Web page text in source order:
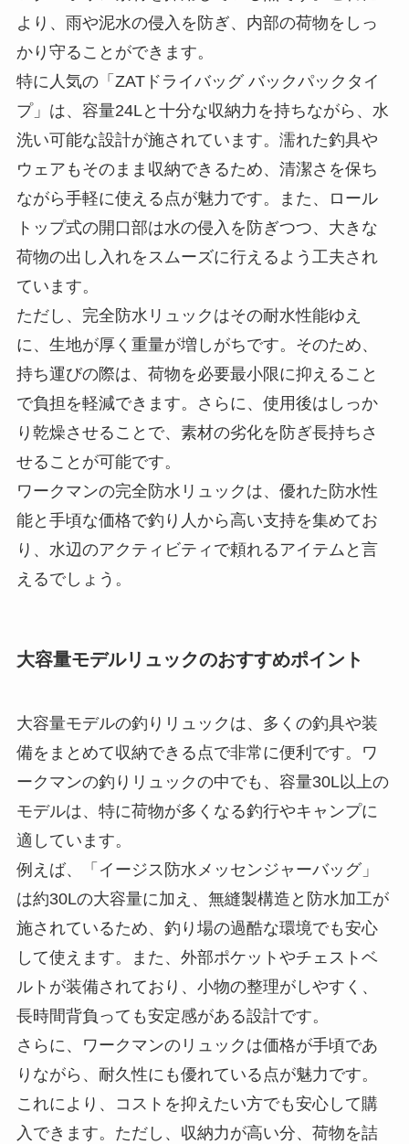
プ」は、容量24Lと十分な収納力を持ちながら、水
洗い可能な設計が施されています。濡れた釣具や
ウェアもそのまま収納できるため、清潔さを保ち
ながら手軽に使える点が魅力です。また、ロール
トップ式の開口部は水の侵入を防ぎつつ、大きな
荷物の出し入れをスムーズに行えるよう工夫され
ています。
ただし、完全防水リュックはその耐水性能ゆえ
に、生地が厚く重量が増しがちです。そのため、
持ち運びの際は、荷物を必要最小限に抑えること
で負担を軽減できます。さらに、使用後はしっか
り乾燥させることで、素材の劣化を防ぎ長持ちさ
せることが可能です。
ワークマンの完全防水リュックは、優れた防水性
能と手頃な価格で釣り人から高い支持を集めてお
り、水辺のアクティビティで頼れるアイテムと言
えるでしょう。
大容量モデルリュックのおすすめポイント
備をまとめて収納できる点で非常に便利です。ワ
モデルは、特に荷物が多くなる釣行やキャンプに
適しています。
例えば、「イージス防水メッセンジャーバッグ」
は約30Lの大容量に加え、無縫製構造と防水加工が
施されているため、釣り場の過酷な環境でも安心
して使えます。また、外部ポケットやチェストベ
ルトが装備されており、小物の整理がしやすく、
長時間背負っても安定感がある設計です。
さらに、ワークマンのリュックは価格が手頃であ
りながら、耐久性にも優れている点が魅力です。
これにより、コストを抑えたい方でも安心して購
入できます。ただし、収納力が高い分、荷物を詰
めすぎると重量が増し、長時間の使用では肩や腰
に負担がかかる場合があります。適切な荷物のバ
ランスを考慮することが快適な使用につながりま